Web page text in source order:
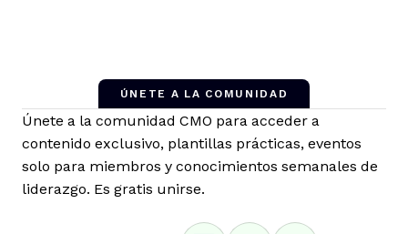
ÚNETE A LA COMUNIDAD
Únete a la comunidad CMO para acceder a
contenido exclusivo, plantillas prácticas, eventos
solo para miembros y conocimientos semanales de
liderazgo. Es gratis unirse.